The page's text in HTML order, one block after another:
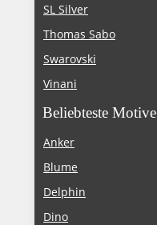
SL Silver
Thomas Sabo
Swarovski
Vinani
Beliebteste Motive
Anker
Blume
Delphin
Dino